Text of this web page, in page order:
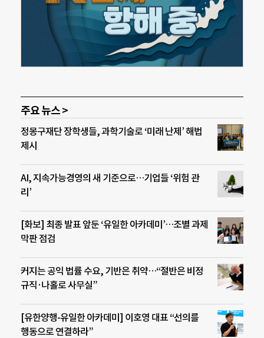
주요 뉴스 >
정몽구재단 장학생들, 과학기술로 ‘미래 난제’ 해법
제시
AI, 지속가능경영의 새 기준으로…기업들 ‘위험 관
리’
[화보] 최종 발표 앞둔 ‘유일한 아카데미’…조별 과제
막판 점검
커지는 공익 법률 수요, 기반은 취약…“절반은 비정
규직·나홀로 사무실”
[유한양행-유일한 아카데미] 이호영 대표 “선의를
행동으로 연결하라”